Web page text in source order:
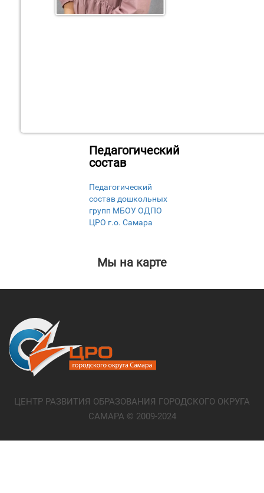
Педагогический
состав
Педагогический
состав дошкольных
групп МБОУ ОДПО
ЦРО г.о. Самара
Мы на карте
ЦЕНТР РАЗВИТИЯ ОБРАЗОВАНИЯ ГОРОДСКОГО ОКРУГА
САМАРА © 2009-2024